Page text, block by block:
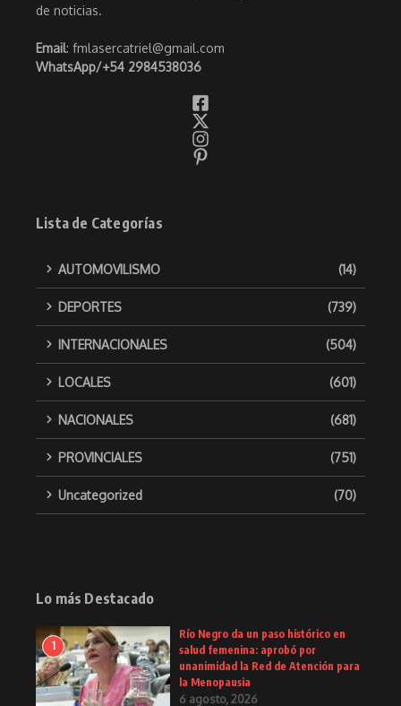
de noticias.
Email: fmlasercatriel@gmail.com
WhatsApp/+54 2984538036
Lista de Categorías
AUTOMOVILISMO (14)
DEPORTES (739)
INTERNACIONALES (504)
LOCALES (601)
NACIONALES (681)
PROVINCIALES (751)
Uncategorized (70)
Lo más Destacado
1
Río Negro da un paso histórico en
salud femenina: aprobó por
unanimidad la Red de Atención para
la Menopausia
6 agosto, 2026